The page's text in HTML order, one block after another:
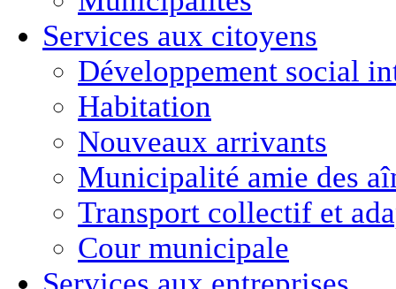
Services aux citoyens
Développement social
Habitation
Nouveaux arrivants
Municipalité amie des
Transport collectif et
Cour municipale